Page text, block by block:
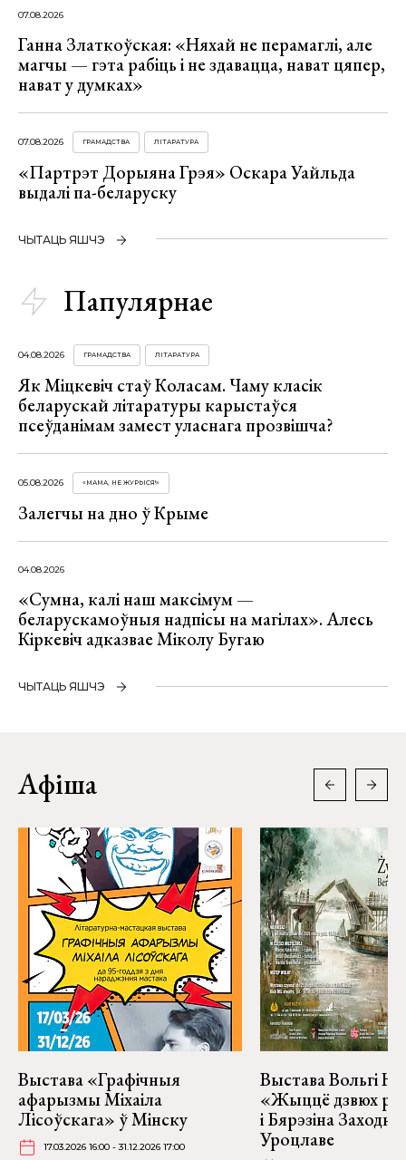
07.08.2026
Ганна Златкоўская: «Няхай не перамаглі, але
магчы — гэта рабіць і не здавацца, нават цяпер,
нават у думках»
07.08.2026 ГРАМАДСТВА ЛІТАРАТУРА
«Партрэт Дорыяна Грэя» Оскара Уайльда
выдалі па-беларуску
ЧЫТАЦЬ ЯШЧЭ
Папулярнае
04.08.2026 ГРАМАДСТВА ЛІТАРАТУРА
Як Міцкевіч стаў Коласам. Чаму класік
беларускай літаратуры карыстаўся
псеўданімам замест уласнага прозвішча?
05.08.2026 «МАМА, НЕ ЖУРЫСЯ!»
Залегчы на дно ў Крыме
04.08.2026
«Сумна, калі наш максімум —
беларускамоўныя надпісы на магілах». Алесь
Кіркевіч адказвае Міколу Бугаю
ЧЫТАЦЬ ЯШЧЭ
Афіша
Выстава «Графічныя
афарызмы Міхаіла
Лісоўскага» ў Мінску
17.03.2026 16:00 - 31.12.2026 17:00
Выстава Вольгі
«Жыццё дзвюх
і Бярэзіна
Уроцлаве